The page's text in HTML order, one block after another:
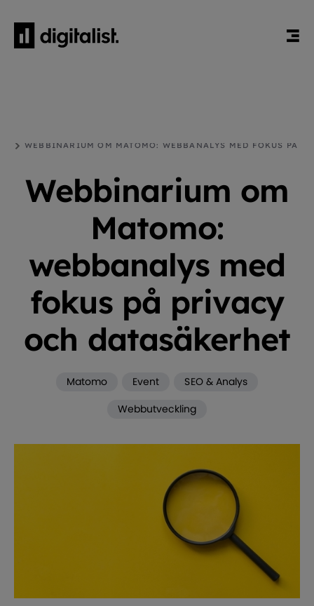
WEBBINARIUM OM MATOMO: WEBBANALYS MED FOKUS PÅ
Webbinarium om
Matomo:
webbanalys med
fokus på privacy
och datasäkerhet
Matomo Event
SEO & Analys
Webbutveckling